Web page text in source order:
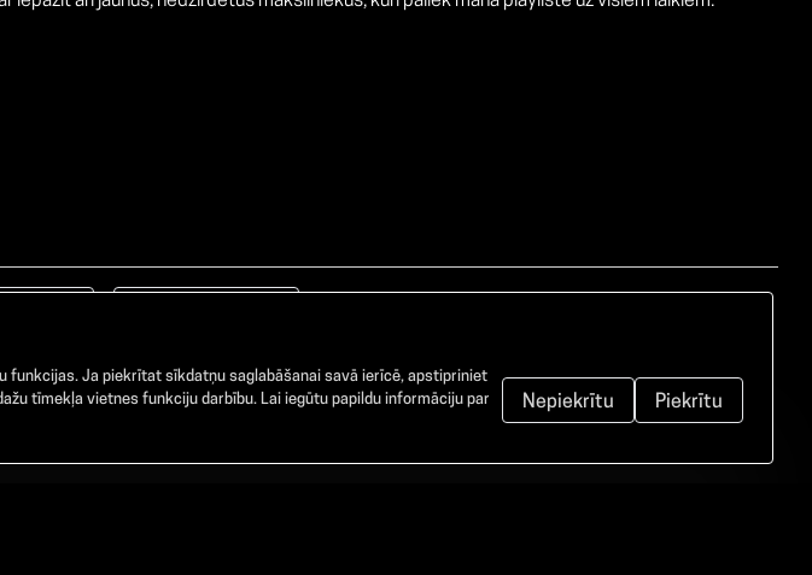
funkcijas. Ja piekrītat sīkdatņu saglabāšanai savā ierīcē, apstipriniet
tīmekļa vietnes funkciju darbību. Lai iegūtu papildu informāciju par
Nepiekrītu Piekrītu